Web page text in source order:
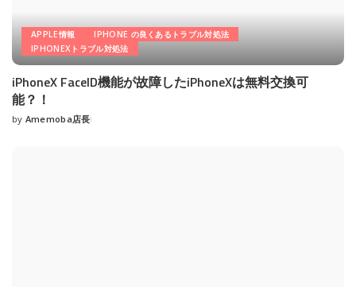
APPLE情報
IPHONE の良くあるトラブル対処法
IPHONEXトラブル対処法
iPhoneX FaceID機能が故障したiPhoneXは無料交換可
能？！
Posted
by Amemoba店長